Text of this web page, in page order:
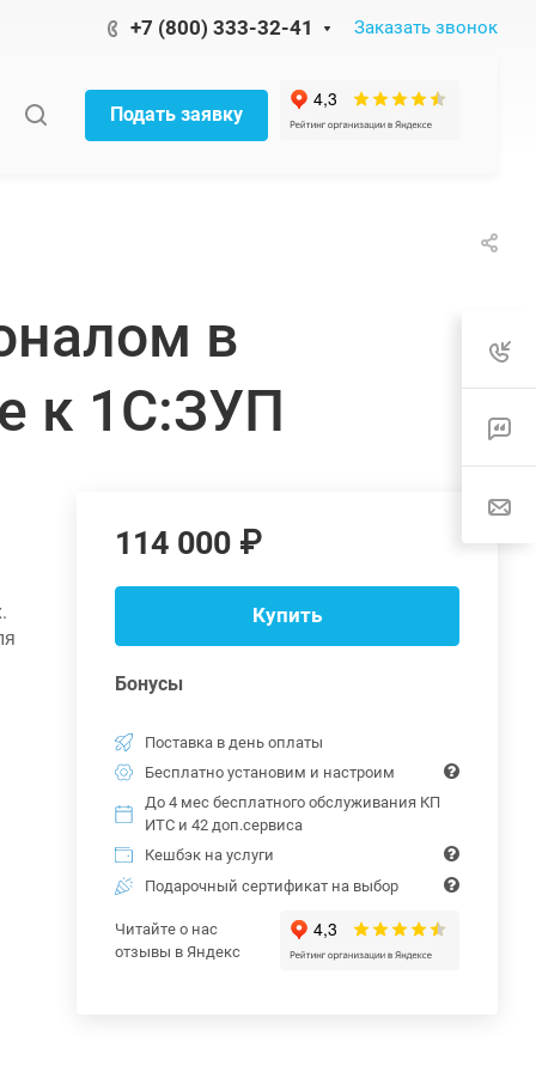
+7 (800) 333-32-41 Заказать звонок
Подать заявку
в
к 1С:ЗУП
114 000 ₽
Купить
Бонусы
Поставка в день оплаты
Бесплатно установим и настроим
До 4 мес бесплатного обслуживания КП
ИТС и 42 доп.сервиса
Кешбэк на услуги
Подарочный сертификат на выбор
Читайте о нас
отзывы в Яндекс